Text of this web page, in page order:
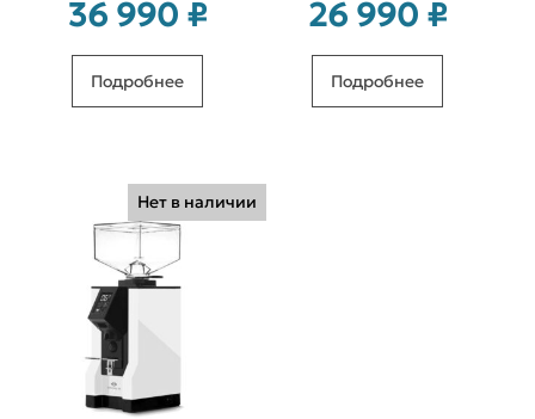
36 990 ₽
Подробнее
26 990 ₽
Подробнее
Нет в наличии